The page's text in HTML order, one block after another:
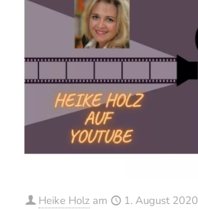
Heike Holz am 1. August 2020